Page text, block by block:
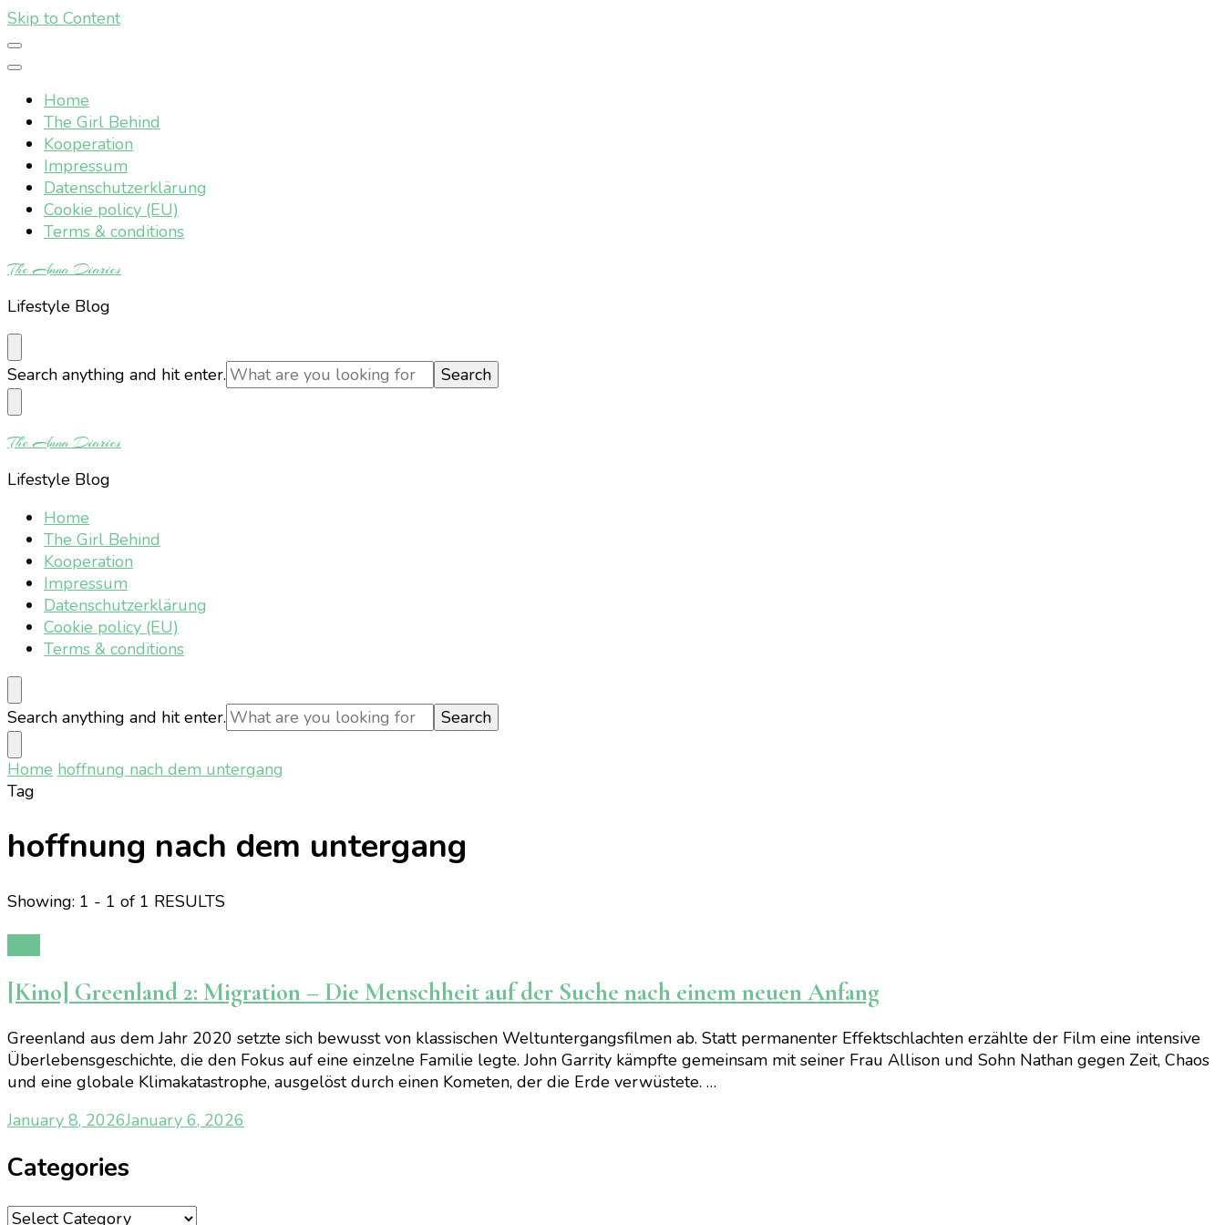
Skip to Content
Home
The Girl Behind
Kooperation
Impressum
Datenschutzerklärung
Cookie policy (EU)
Terms & conditions
The Anna Diaries
Lifestyle Blog
Looking
for
Something?
Search anything and hit enter.
The Anna Diaries
Lifestyle Blog
Home
The Girl Behind
Kooperation
Impressum
Datenschutzerklärung
Cookie policy (EU)
Terms & conditions
Looking
for
Something?
Search anything and hit enter.
Home hoffnung nach dem untergang
Tag
hoffnung nach dem untergang
Showing: 1 - 1 of 1 RESULTS
[Kino] Greenland 2: Migration – Die Menschheit auf der Suche nach einem neuen Anfang
Greenland aus dem Jahr 2020 setzte sich bewusst von klassischen Weltuntergangsfilmen ab. Statt permanenter Effektschlachten erzählte der Film eine intensive
Überlebensgeschichte, die den Fokus auf eine einzelne Familie legte. John Garrity kämpfte gemeinsam mit seiner Frau Allison und Sohn Nathan gegen Zeit, Chaos
und eine globale Klimakatastrophe, ausgelöst durch einen Kometen, der die Erde verwüstete. …
January 8, 2026January 6, 2026
Categories
Categories